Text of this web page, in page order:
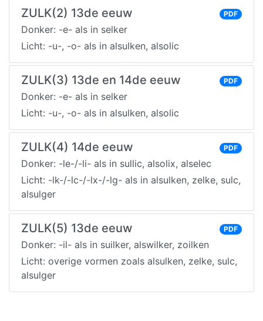
ZULK(2) 13de eeuw PDF
Donker: -e- als in selker
Licht: -u-, -o- als in alsulken, alsolic
ZULK(3) 13de en 14de eeuw PDF
Donker: -e- als in selker
Licht: -u-, -o- als in alsulken, alsolic
ZULK(4) 14de eeuw PDF
Donker: -le-/-li- als in sullic, alsolix, alselec
Licht: -lk-/-lc-/-lx-/-lg- als in alsulken, zelke, sulc,
alsulger
ZULK(5) 13de eeuw PDF
Donker: -il- als in suilker, alswilker, zoilken
Licht: overige vormen zoals alsulken, zelke, sulc,
alsulger